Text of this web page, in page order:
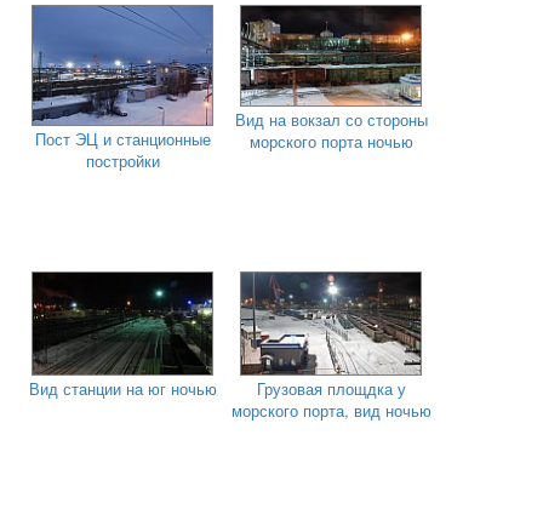
Пост ЭЦ и станционные
постройки
Вид на вокзал со стороны
морского порта ночью
Вид станции на юг ночью
Грузовая площдка у
морского порта, вид ночью